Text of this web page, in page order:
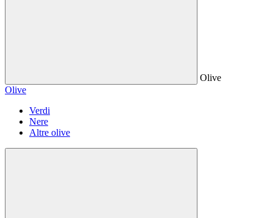
Olive
Olive
Verdi
Nere
Altre olive